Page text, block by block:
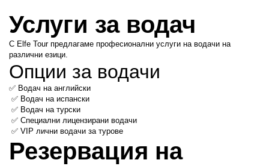
Услуги за водач
С Elfe Tour предлагаме професионални услуги на водачи на
различни езици.
Опции за водачи
✅ Водач на английски
✅ Водач на испански
✅ Водач на турски
✅ Специални лицензирани водачи
✅ VIP лични водачи за турове
Резервация на